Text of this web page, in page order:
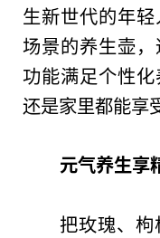
生新世代的年
场景的养生壶
功能满足个性
还是家里都能享
元气养生享
把玫瑰、